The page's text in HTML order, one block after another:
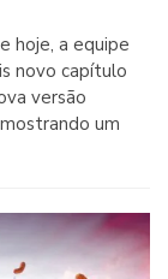
hoje, a equipe
novo capítulo
versão
um